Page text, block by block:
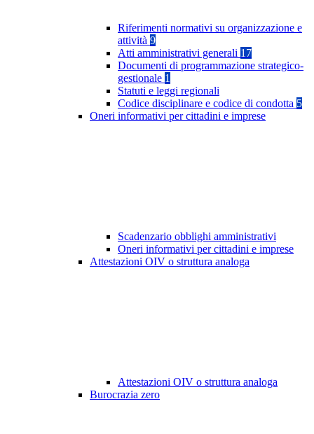
Riferimenti normativi su organizzazione e
attività 9
Atti amministrativi generali 17
Documenti di programmazione strategico-
gestionale 1
Statuti e leggi regionali
Codice disciplinare e codice di condotta 5
Oneri informativi per cittadini e imprese
Scadenzario obblighi amministrativi
Oneri informativi per cittadini e imprese
Attestazioni OIV o struttura analoga
Attestazioni OIV o struttura analoga
Burocrazia zero